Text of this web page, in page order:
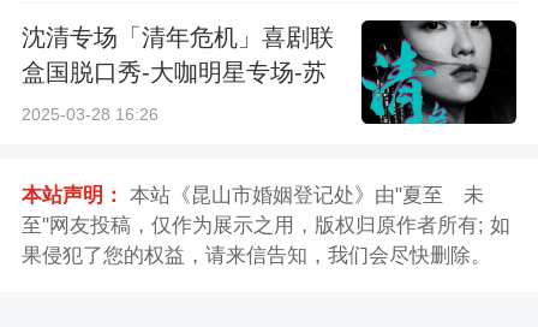
沈清专场「清年危机」喜剧联
盒国脱口秀-大咖明星专场-苏
州站
2025-03-28 16:26
本站声明： 本站《昆山市婚姻登记处》由"夏至ゝ未
至"网友投稿，仅作为展示之用，版权归原作者所有; 如
果侵犯了您的权益，请来信告知，我们会尽快删除。